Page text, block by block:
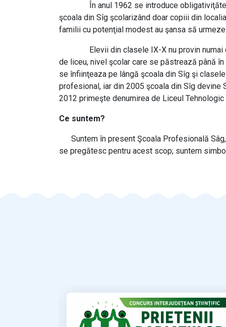
În anul 1962 se introduce obligativiţătea
şcoala din Sîg şcolarizând doar copiii din
familii cu potenţial modest au şansa să
Elevii din clasele IX-X nu provin numai din
de liceu, nivel şcolar care se păstrează până
se înfiinţeaza pe lângă şcoala din Sîg şi
profesional, iar din 2005 şcoala din Sîg devine
2012 primeşte denumirea de Liceul
Ce suntem?
Suntem în present Şcoala Profesională
se pregătesc pentru acest scop; suntem